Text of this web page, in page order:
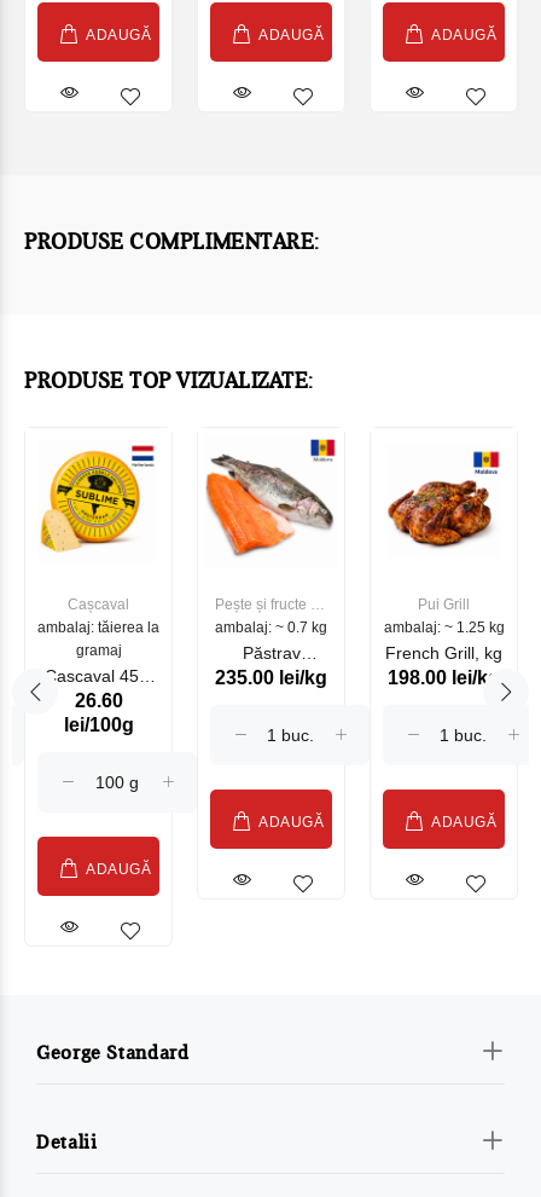
ADAUGĂ ADAUGĂ ADAUGĂ
PRODUSE COMPLIMENTARE:
PRODUSE TOP VIZUALIZATE:
Cașcaval
ambalaj: tăierea la
gramaj
Cascaval 45%
Maasdam
Sublime Cow
26.60
lei/100g
ADAUGĂ
Pește și fructe de
mare
ambalaj: ~ 0.7 kg
Păstrav
Somonat
235.00 lei/kg
ADAUGĂ
Pui Grill
ambalaj: ~ 1.25 kg
French Grill, kg
198.00 lei/kg
ADAUGĂ
George Standard
Detalii